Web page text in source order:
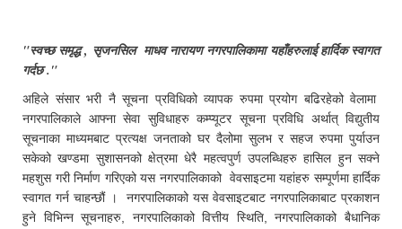
"स्वच्छ समृद्ध , सृजनसिल माधव नारायण नगरपालिकामा यहाँहरुलाई हार्दिक स्वागत
गर्दछ ."
अहिले संसार भरी नै सूचना प्रविधिको व्यापक रुपमा प्रयोग बढिरहेको वेलामा
नगरपालिकाले आफ्ना सेवा सुविधाहरु कम्प्यूटर सूचना प्रविधि अर्थात् विद्युतीय
सूचनाका माध्यमबाट प्रत्यक्ष जनताको घर दैलोमा सुलभ र सहज रुपमा पुर्याउन
सकेको खण्डमा सुशासनको क्षेत्रमा धेरै महत्वपुर्ण उपलब्धिहरु हासिल हुन सक्ने
महशुस गरी निर्माण गरिएको यस नगरपालिकाको वेवसाइटमा यहांहरु सम्पूर्णमा हार्दिक
स्वागत गर्न चाहन्छौं । नगरपालिकाको यस वेवसाइटबाट नगरपालिकाबाट प्रकाशन
हुने विभिन्न सूचनाहरु, नगरपालिकाको वित्तीय स्थिति, नगरपालिकाको बैधानिक